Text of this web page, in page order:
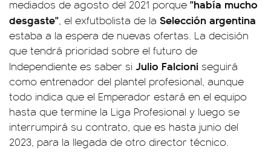
mediados de agosto del 2021 porque "había mucho
desgaste", el exfutbolista de la Selección argentina
estaba a la espera de nuevas ofertas. La decisión
que tendrá prioridad sobre el futuro de
Independiente es saber si Julio Falcioni seguirá
como entrenador del plantel profesional, aunque
todo indica que el Emperador estará en el equipo
hasta que termine la Liga Profesional y luego se
interrumpirá su contrato, que es hasta junio del
2023, para la llegada de otro director técnico.